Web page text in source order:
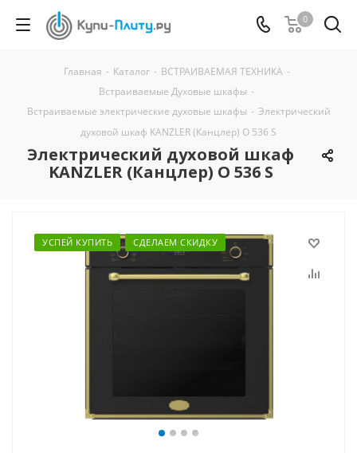
0
Главная - Каталог - ВСТРАИВАЕМАЯ ТЕХНИКА -
Встраиваемые Духовые шкафы -
Встраиваемые электрические духовые шкафы - Электрический
духовой шкаф KANZLER (Канцлер) O 536 S
Электрический духовой шкаф
KANZLER (Канцлер) O 536 S
УСПЕЙ КУПИТЬ СДЕЛАЕМ СКИДКУ